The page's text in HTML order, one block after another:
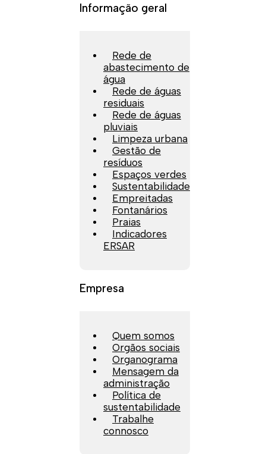
Informação geral
Rede de
abastecimento de
água
Rede de águas
residuais
Rede de águas
pluviais
Limpeza urbana
Gestão de
resíduos
Espaços verdes
Sustentabilidade
Empreitadas
Fontanários
Praias
Indicadores
ERSAR
Empresa
Quem somos
Orgãos sociais
Organograma
Mensagem da
administração
Política de
sustentabilidade
Trabalhe
connosco